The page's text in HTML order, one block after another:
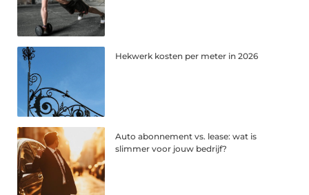
Hekwerk kosten per meter in 2026
Auto abonnement vs. lease: wat is
slimmer voor jouw bedrijf?